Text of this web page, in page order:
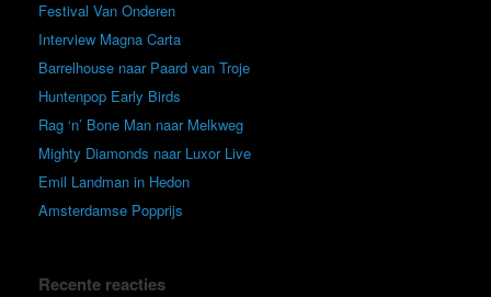
Festival Van Onderen
Interview Magna Carta
Barrelhouse naar Paard van Troje
Huntenpop Early Birds
Rag ‘n’ Bone Man naar Melkweg
Mighty Diamonds naar Luxor Live
Emil Landman in Hedon
Amsterdamse Popprijs
Recente reacties